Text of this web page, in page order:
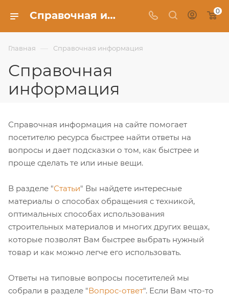
Справочная информация - Фабрика Uberture 0
Главная — Справочная информация
Справочная
информация
Справочная информация на сайте помогает
посетителю ресурса быстрее найти ответы на
вопросы и дает подсказки о том, как быстрее и
проще сделать те или иные вещи.
В разделе "Статьи" Вы найдете интересные
материалы о способах обращения с техникой,
оптимальных способах использования
строительных материалов и многих других вещах,
которые позволят Вам быстрее выбрать нужный
товар и как можно легче его использовать.
Ответы на типовые вопросы посетителей мы
собрали в разделе "Вопрос-ответ". Если Вам что-то